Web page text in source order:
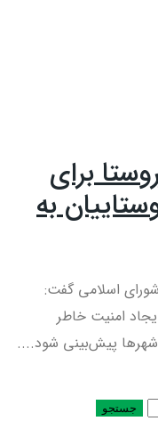
برای
به
اسلامی گفت:
امنیت خاطر
شهرها پیش‌بینی شود....